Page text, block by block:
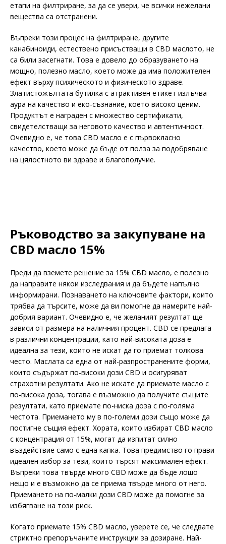
етапи на филтриране, за да се увери, че всички нежелани
вещества са отстранени.
Въпреки този процес на филтриране, другите
канабиноиди, естествено присъстващи в CBD маслото, не
са били засегнати. Това е довело до образуването на
мощно, полезно масло, което може да има положителен
ефект върху психическото и физическото здраве.
Златистожълтата бутилка с атрактивен етикет излъчва
аура на качество и еко-съзнание, което високо ценим.
Продуктът е награден с множество сертификати,
свидетелстващи за неговото качество и автентичност.
Очевидно е, че това CBD масло е с първокласно
качество, което може да бъде от полза за подобряване
на цялостното ви здраве и благополучие.
Ръководство за закупуване на
CBD масло 15%
Преди да вземете решение за 15% CBD масло, е полезно
да направите някои изследвания и да бъдете напълно
информирани. Познаването на ключовите фактори, които
трябва да търсите, може да ви помогне да намерите най-
добрия вариант. Очевидно е, че желаният резултат ще
зависи от размера на наличния процент. CBD се предлага
в различни концентрации, като най-високата доза е
идеална за тези, които не искат да го приемат толкова
често. Маслата са една от най-разпространените форми,
които съдържат по-високи дози CBD и осигуряват
страхотни резултати. Ако не искате да приемате масло с
по-висока доза, тогава е възможно да получите същите
резултати, като приемате по-ниска доза с по-голяма
честота. Приемането му в по-големи дози също може да
постигне същия ефект. Хората, които избират CBD масло
с концентрация от 15%, могат да изпитат силно
въздействие само с една капка. Това предимство го прави
идеален избор за тези, които търсят максимален ефект.
Въпреки това твърде много CBD може да бъде лошо
нещо и е възможно да се приема твърде много от него.
Приемането на по-малки дози CBD може да помогне за
избягване на този риск.
Когато приемате 15% CBD масло, уверете се, че следвате
стриктно препоръчаните инструкции за дозиране. Най-